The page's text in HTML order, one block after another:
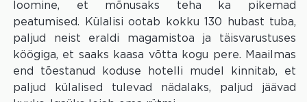
loomine, et mõnusaks teha ka pikemad
peatumised. Külalisi ootab kokku 130 hubast tuba,
paljud neist eraldi magamistoa ja täisvarustuses
köögiga, et saaks kaasa võtta kogu pere. Maailmas
end tõestanud koduse hotelli mudel kinnitab, et
paljud külalised tulevad nädalaks, paljud jäävad